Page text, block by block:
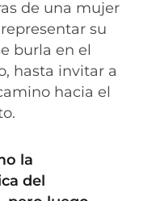
de una mujer
su
burla en el
hasta invitar a
hacia el
la
del